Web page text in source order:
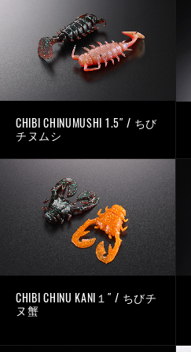
CHIBI CHINUMUSHI 1.5″ / ちび
チヌムシ
CHIBI CHINU KANI１″ / ちびチ
ヌ蟹